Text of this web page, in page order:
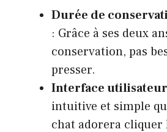
Durée de
: Grâce à ses deux
conservation, pas
presser.
Interface utilisateur
intuitive et simple
chat adorera cliquer